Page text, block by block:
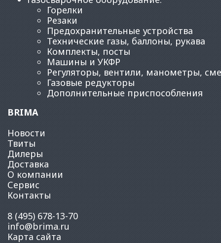
Горелки
Резаки
Предохранительные устройства
Технические газы, баллоны, рукава
Комплекты, посты
Машины и УКФР
Регуляторы, вентили, манометры,
Газовые редукторы
Дополнительные приспособления
BRIMA
Новости
Твиты
Дилеры
Доставка
О компании
Сервис
Контакты
8 (495) 678-13-70
info@brima.ru
Карта сайта